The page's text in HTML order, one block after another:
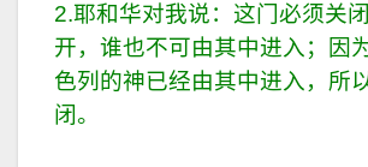
2.耶和华对我说：这门必须关
开，谁也不可由其中进入；因
色列的神已经由其中进入，所
闭。